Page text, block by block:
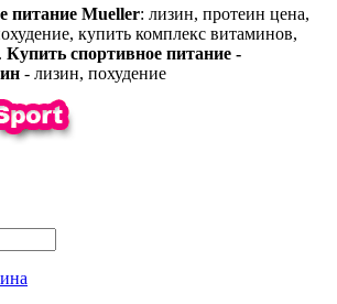
питание Mueller: лизин, протеин цена,
купить комплекс витаминов,
Купить спортивное питание -
- лизин, похудение